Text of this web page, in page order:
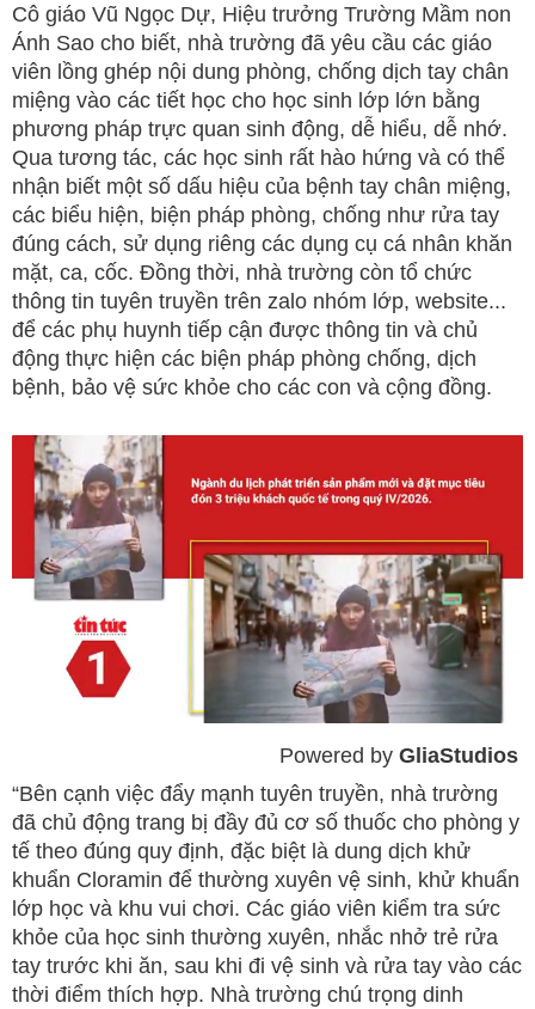
Cô giáo Vũ Ngọc Dự, Hiệu trưởng Trường Mầm non
Ánh Sao cho biết, nhà trường đã yêu cầu các giáo
viên lồng ghép nội dung phòng, chống dịch tay chân
miệng vào các tiết học cho học sinh lớp lớn bằng
phương pháp trực quan sinh động, dễ hiểu, dễ nhớ.
Qua tương tác, các học sinh rất hào hứng và có thể
nhận biết một số dấu hiệu của bệnh tay chân miệng,
các biểu hiện, biện pháp phòng, chống như rửa tay
đúng cách, sử dụng riêng các dụng cụ cá nhân khăn
mặt, ca, cốc. Đồng thời, nhà trường còn tổ chức
thông tin tuyên truyền trên zalo nhóm lớp, website...
để các phụ huynh tiếp cận được thông tin và chủ
động thực hiện các biện pháp phòng chống, dịch
bệnh, bảo vệ sức khỏe cho các con và cộng đồng.
Powered by GliaStudios
“Bên cạnh việc đẩy mạnh tuyên truyền, nhà trường
đã chủ động trang bị đầy đủ cơ số thuốc cho phòng y
tế theo đúng quy định, đặc biệt là dung dịch khử
khuẩn Cloramin để thường xuyên vệ sinh, khử khuẩn
lớp học và khu vui chơi. Các giáo viên kiểm tra sức
khỏe của học sinh thường xuyên, nhắc nhở trẻ rửa
tay trước khi ăn, sau khi đi vệ sinh và rửa tay vào các
thời điểm thích hợp. Nhà trường chú trọng dinh